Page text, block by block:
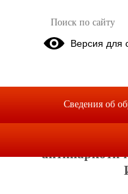
Памятка «Об
«Об
Версия для
Сведения об